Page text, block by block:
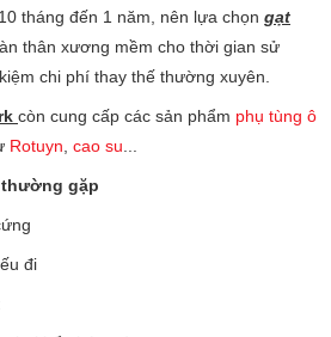
tháng đến 1 năm, nên lựa chọn gạt
thân xương mềm cho thời gian sử
chi phí thay thế thường xuyên.
còn cung cấp các sản phẩm phụ tùng ô
Rotuyn cao su
gặp
đi